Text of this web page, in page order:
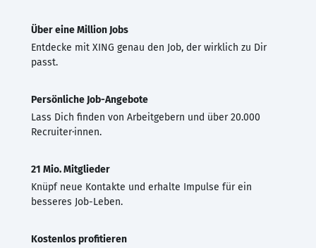
Über eine Million Jobs
Entdecke mit XING genau den Job, der wirklich zu Dir
passt.
Persönliche Job-Angebote
Lass Dich finden von Arbeitgebern und über 20.000
Recruiter·innen.
21 Mio. Mitglieder
Knüpf neue Kontakte und erhalte Impulse für ein
besseres Job-Leben.
Kostenlos profitieren